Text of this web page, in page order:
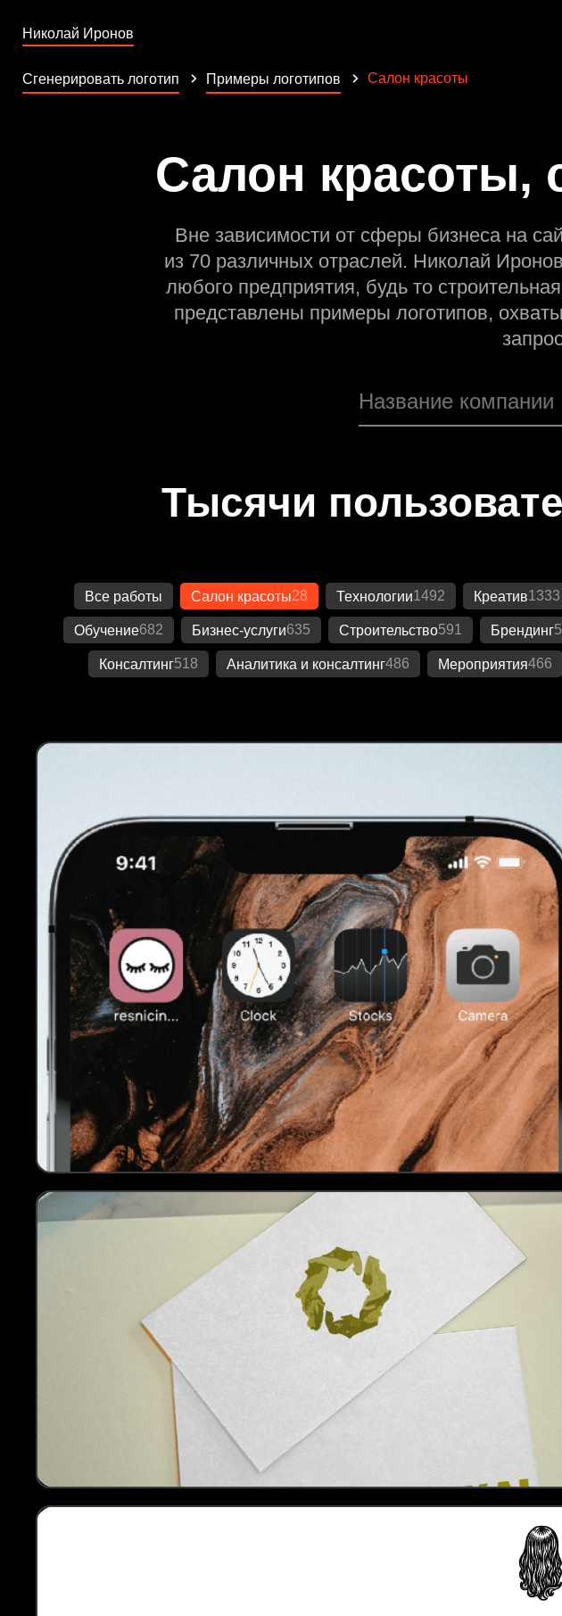
Николай Иронов
Сгенерировать логотип Примеры логотипов Салон красоты
Салон красоты,
Вне зависимости от сферы бизнеса на
из 70 различных отраслей. Николай
любого предприятия, будь то
представлены примеры логотипов,
Тысячи
Все работы Салон красоты28 Технологии1492 Креатив1333
Обучение682 Бизнес-услуги635 Строительство591 Брендинг
Консалтинг518 Аналитика и консалтинг486 Мероприятия466